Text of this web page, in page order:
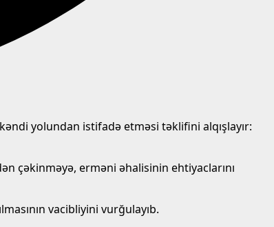
yolundan istifadə etməsi təklifini alqışlayır:
çəkinməyə, erməni əhalisinin ehtiyaclarını
vacibliyini vurğulayıb.